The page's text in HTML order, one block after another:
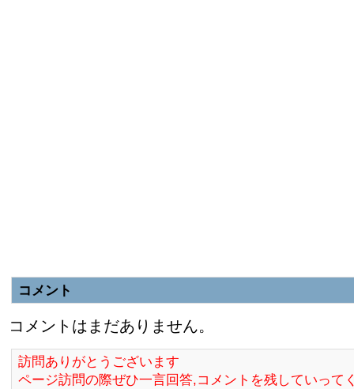
コメント
コメントはまだありません。
訪問ありがとうございます
ページ訪問の際ぜひ一言回答,コメントを残していって